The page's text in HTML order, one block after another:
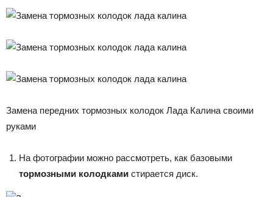
Замена передних тормозных колодок Лада Калина своими
руками
На фотографии можно рассмотреть, как базовыми
тормозными колодками стирается диск.